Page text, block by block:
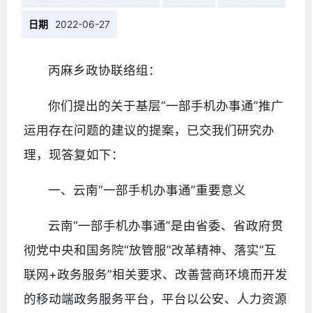
日期 2022-06-27
丙麻乡政协联络组：
你们提出的关于基层“一部手机办事通”推广
运用存在问题的建议的提案，已交我们研究办
理，现答复如下：
一、云南“一部手机办事通”重要意义
云南“一部手机办事通”是由省委、省政府贯
彻党中央和国务院“放管服”改革精神、落实“互
联网+政务服务”相关要求、改善营商环境而开发
的移动端政务服务平台，平台以公安、人力资源